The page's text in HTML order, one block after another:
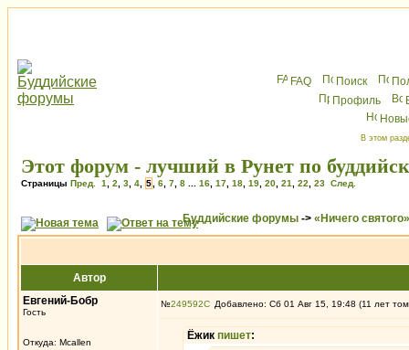
FAQ Поиск
Профиль
В этом
Этот форум - лучший в Рунет по
Страницы Пред. 1 2 3 4 5 6 7 8 16 17 18 19 20 21 22 23 След.
Буддийские форумы -> «Ничего святого»
Автор
Евгений-Бобр
Гость
Откуда: Mcallen
№249592 Добавлено: Сб 01 Авг 15, 19:48 (11 лет
Ёжик пишет: